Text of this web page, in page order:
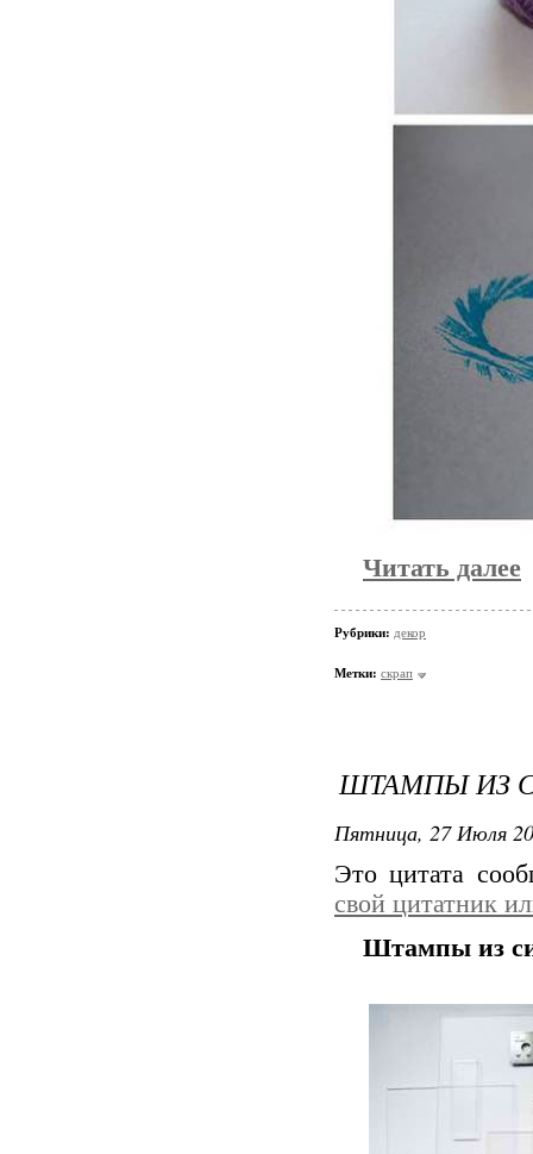
Читать далее
Рубрики: декор
Метки: скрап
ШТАМПЫ ИЗ
Пятница, 27 Июля
Это цитата
свой цитатник
Штампы из